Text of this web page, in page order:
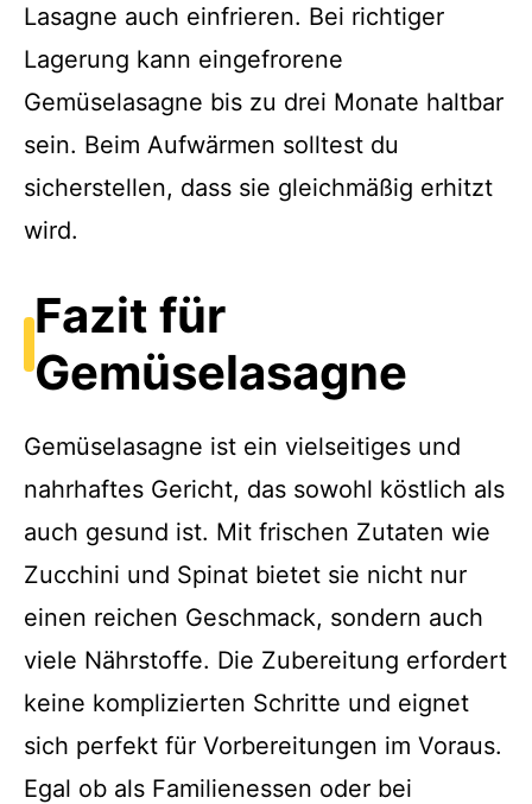
Lasagne auch einfrieren. Bei richtiger
Lagerung kann eingefrorene
Gemüselasagne bis zu drei Monate haltbar
sein. Beim Aufwärmen solltest du
sicherstellen, dass sie gleichmäßig erhitzt
wird.
Fazit für
Gemüselasagne
Gemüselasagne ist ein vielseitiges und
nahrhaftes Gericht, das sowohl köstlich als
auch gesund ist. Mit frischen Zutaten wie
Zucchini und Spinat bietet sie nicht nur
einen reichen Geschmack, sondern auch
viele Nährstoffe. Die Zubereitung erfordert
keine komplizierten Schritte und eignet
sich perfekt für Vorbereitungen im Voraus.
Egal ob als Familienessen oder bei